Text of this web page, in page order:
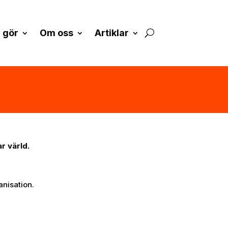
gör Om oss Artiklar
värld.